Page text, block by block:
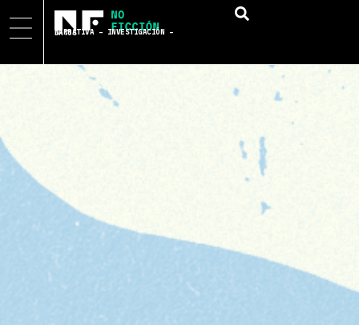
NARRATIVA – INVESTIGACIÓN – DATOS